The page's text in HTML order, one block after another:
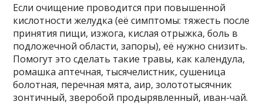
Если очищение проводится при повышенной
кислотности желудка (её симптомы: тяжесть после
принятия пищи, изжога, кислая отрыжка, боль в
подложечной области, запоры), её нужно снизить.
Помогут это сделать такие травы, как календула,
ромашка аптечная, тысячелистник, сушеница
болотная, перечная мята, аир, золототысячник
зонтичный, зверобой продырявленный, иван-чай.